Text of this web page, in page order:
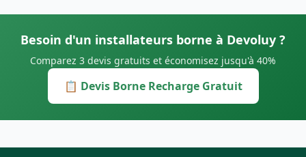
Besoin d'un installateurs borne à Devoluy ?
Comparez 3 devis gratuits et économisez jusqu'à 40%
📋 Devis Borne Recharge Gratuit